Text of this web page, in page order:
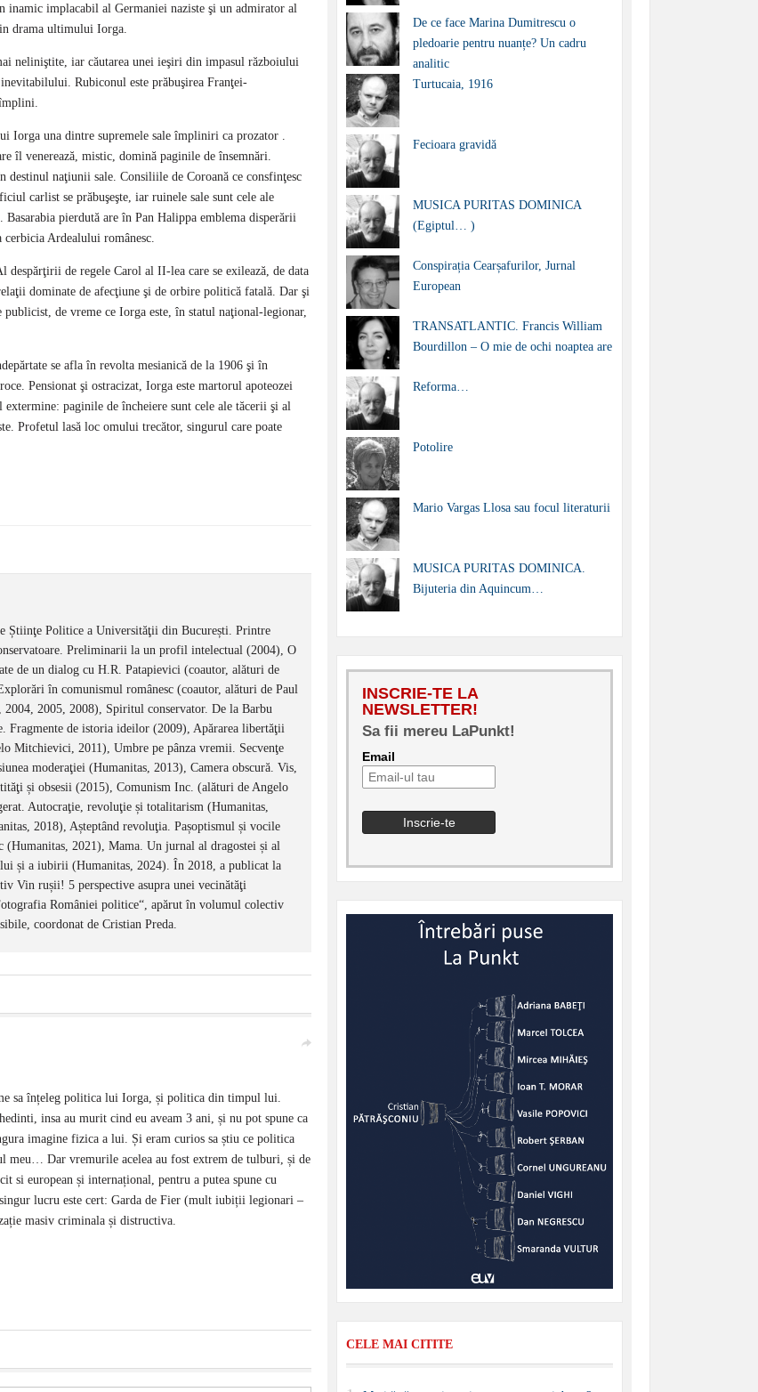
inamic implacabil al Germaniei naziste şi un admirator al
drama ultimului Iorga.
neliniştite, iar căutarea unei ieşiri din impasul războiului
Rubiconul este prăbuşirea Franţei-
Iorga una dintre supremele sale împliniri ca prozator .
îl venerează, mistic, domină paginile de însemnări.
naţiunii sale. Consiliile de Coroană ce consfinţesc
carlist se prăbuşeşte, iar ruinele sale sunt cele ale
pierdută are în Pan Halippa emblema disperării
Ardealului românesc.
de regele Carol al II-lea care se exilează, de data
dominate de afecţiune şi de orbire politică fatală. Dar şi
de vreme ce Iorga este, în statul naţional-legionar,
se afla în revolta mesianică de la 1906 şi în
Pensionat şi ostracizat, Iorga este martorul apoteozei
paginile de încheiere sunt cele ale tăcerii şi al
Profetul lasă loc omului trecător, singurul care poate
Știinţe Politice a Universităţii din București. Printre
Preliminarii la un profil intelectual (2004), O
de un dialog cu H.R. Patapievici (coautor, alături de
în comunismul românesc (coautor, alături de Paul
2005, 2008), Spiritul conservator. De la Barbu
Fragmente de istoria ideilor (2009), Apărarea libertăţii
Mitchievici, 2011), Umbre pe pânza vremii. Secvenţe
moderaţiei (Humanitas, 2013), Camera obscură. Vis,
și obsesii (2015), Comunism Inc. (alături de Angelo
Autocraţie, revoluţie și totalitarism (Humanitas,
2018), Așteptând revoluţia. Pașoptismul și vocile
2021), Mama. Un jurnal al dragostei și al
și a iubirii (Humanitas, 2024). În 2018, a publicat la
Vin rușii! 5 perspective asupra unei vecinătăţi
României politice“, apărut în volumul colectiv
coordonat de Cristian Preda.
sa înțeleg politica lui Iorga, și politica din timpul lui.
insa au murit cind eu aveam 3 ani, și nu pot spune ca
imagine fizica a lui. Și eram curios sa știu ce politica
meu… Dar vremurile acelea au fost extrem de tulburi, și de
si european și internațional, pentru a putea spune cu
lucru este cert: Garda de Fier (mult iubiții legionari –
masiv criminala și distructiva.
De ce face Marina Dumitrescu o
pledoarie pentru nuanțe? Un cadru
analitic
Turtucaia, 1916
Fecioara gravidă
MUSICA PURITAS DOMINICA
(Egiptul… )
Conspirația Cearșafurilor, Jurnal
European
TRANSATLANTIC. Francis William
Bourdillon – O mie de ochi noaptea are
Reforma…
Potolire
Mario Vargas Llosa sau focul literaturii
MUSICA PURITAS DOMINICA.
Bijuteria din Aquincum…
INSCRIE-TE LA
NEWSLETTER!
Sa fii mereu LaPunkt!
Email
CELE MAI CITITE